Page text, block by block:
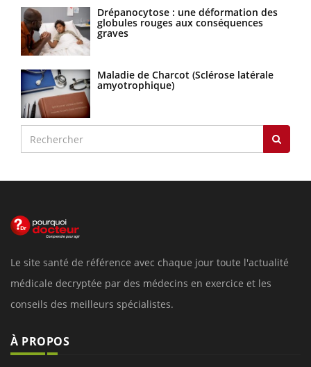
Drépanocytose : une déformation des
globules rouges aux conséquences
graves
Maladie de Charcot (Sclérose latérale
amyotrophique)
Le site santé de référence avec chaque jour toute l'actualité
médicale decryptée par des médecins en exercice et les
conseils des meilleurs spécialistes.
À PROPOS